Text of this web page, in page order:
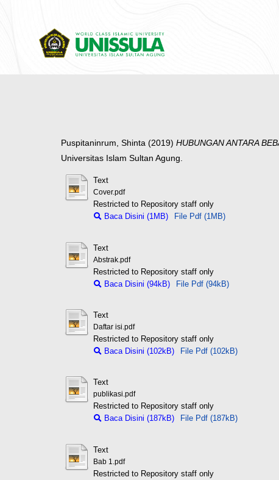
Puspitaninrum, Shinta (2019) HUBUNGAN ANTARA
Universitas Islam Sultan Agung.
Text
Cover.pdf
Restricted to Repository staff only
Baca Disini (1MB)
File Pdf (1MB)
Text
Abstrak.pdf
Restricted to Repository staff only
Baca Disini (94kB)
File Pdf (94kB)
Text
Daftar isi.pdf
Restricted to Repository staff only
Baca Disini (102kB)
File Pdf (102kB)
Text
publikasi.pdf
Restricted to Repository staff only
Baca Disini (187kB)
File Pdf (187kB)
Text
Bab 1.pdf
Restricted to Repository staff only